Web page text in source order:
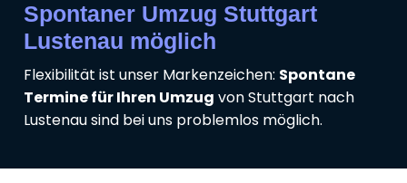
Spontaner Umzug Stuttgart
Lustenau möglich
Flexibilität ist unser Markenzeichen: Spontane
Termine für Ihren Umzug von Stuttgart nach
Lustenau sind bei uns problemlos möglich.